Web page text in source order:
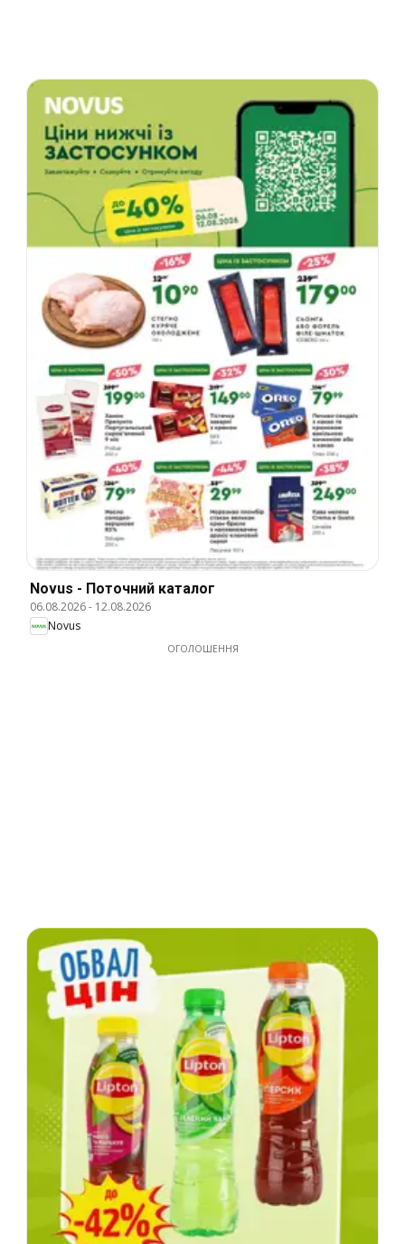
Novus - Поточний каталог
06.08.2026- 12.08.2026
Novus
ОГОЛОШЕННЯ